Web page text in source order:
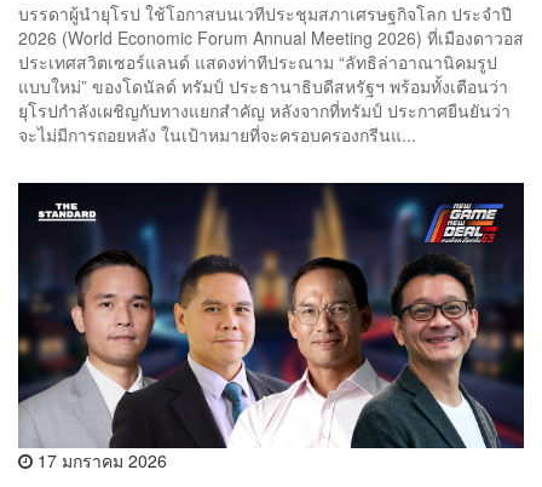
บรรดาผู้นำยุโรป ใช้โอกาสบนเวทีประชุมสภาเศรษฐกิจโลก ประจำปี
2026 (World Economic Forum Annual Meeting 2026) ที่เมืองดาวอส
ประเทศสวิตเซอร์แลนด์ แสดงท่าทีประณาม “ลัทธิล่าอาณานิคมรูป
แบบใหม่” ของโดนัลด์ ทรัมป์ ประธานาธิบดีสหรัฐฯ พร้อมทั้งเตือนว่า
ยุโรปกำลังเผชิญกับทางแยกสำคัญ หลังจากที่ทรัมป์ ประกาศยืนยันว่า
จะไม่มีการถอยหลัง ในเป้าหมายที่จะครอบครองกรีนแ...
17 มกราคม 2026